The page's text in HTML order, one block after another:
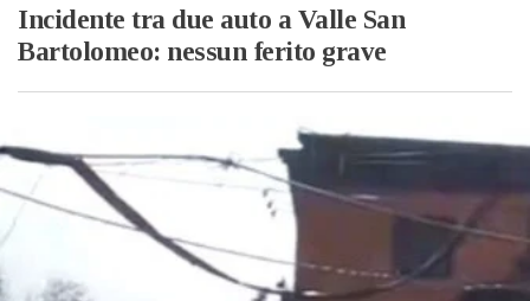
Incidente tra due auto a Valle San
Bartolomeo: nessun ferito grave